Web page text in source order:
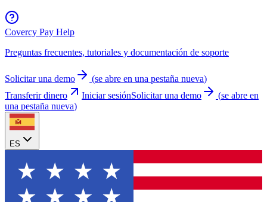
Covercy Pay Help
Preguntas frecuentes, tutoriales y documentación de soporte
Solicitar una demo (se abre en una pestaña nueva)
Transferir dinero
Iniciar sesiónSolicitar una demo (se abre en
una pestaña nueva)
ES